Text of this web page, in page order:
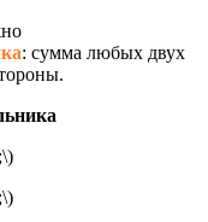
: сумма любых двух